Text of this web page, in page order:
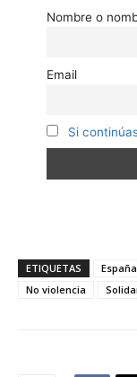
Nombre o
Email
Si
ETIQUETAS España
No violencia